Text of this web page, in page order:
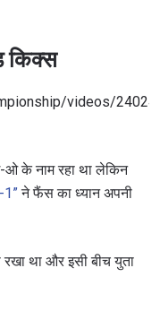
किक्स
videos/
ओ के नाम रहा था लेकिन
1”ने फैंस का ध्यान अपनी
था और इसी बीच युता